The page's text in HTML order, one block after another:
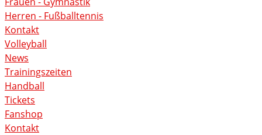
Herren - Fußballtennis
Kontakt
Volleyball
News
Trainingszeiten
Handball
Tickets
Fanshop
Kontakt